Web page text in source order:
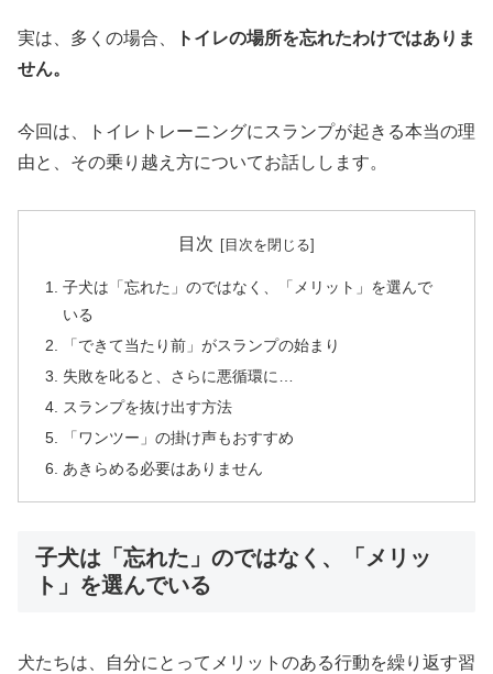
実は、多くの場合、
トイレの場所を忘れたわけではありま
せん。
今回は、トイレトレーニングにスランプが起きる本当の理
由と、その乗り越え方についてお話しします。
目次
子犬は「忘れた」のではなく、「メリット」を選んで
いる
「できて当たり前」がスランプの始まり
失敗を叱ると、さらに悪循環に…
スランプを抜け出す方法
「ワンツー」の掛け声もおすすめ
あきらめる必要はありません
子犬は「忘れた」のではなく、「メリッ
ト」を選んでいる
犬たちは、自分にとってメリットのある行動を繰り返す習